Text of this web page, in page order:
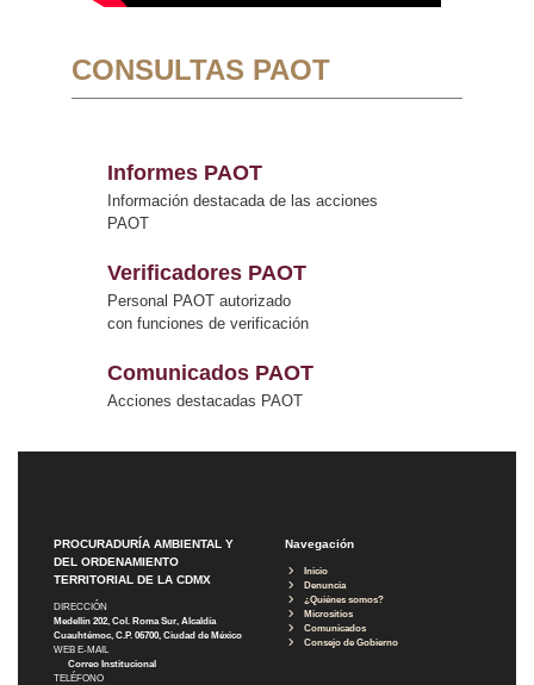
CONSULTAS PAOT
Informes PAOT
Información destacada de las acciones
PAOT
Verificadores PAOT
Personal PAOT autorizado
con funciones de verificación
Comunicados PAOT
Acciones destacadas PAOT
PROCURADURÍA AMBIENTAL Y
DEL ORDENAMIENTO
TERRITORIAL DE LA CDMX
DIRECCIÓN
Medellín 202, Col. Roma Sur, Alcaldía
Cuauhtémoc, C.P. 06700, Ciudad de México
WEB E-MAIL
Correo Institucional
TELÉFONO
Navegación
Inicio
Denuncia
¿Quiénes somos?
Micrositios
Comunicados
Consejo de Gobierno